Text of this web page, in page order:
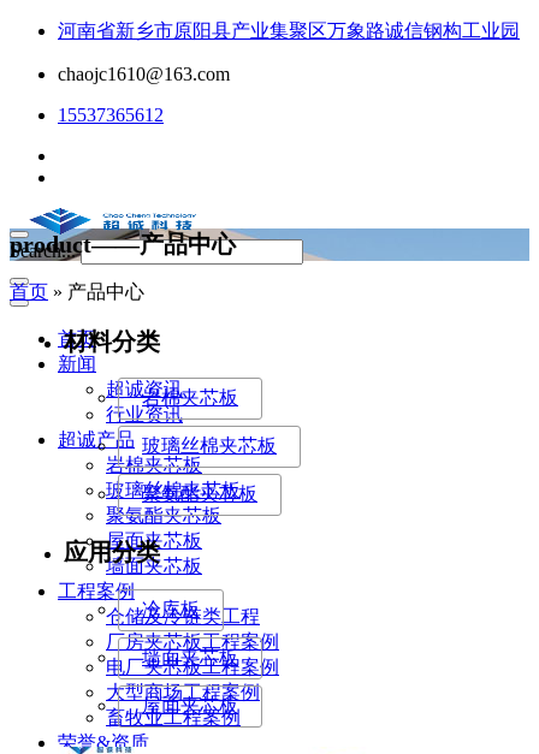
河南省新乡市原阳县产业集聚区万象路诚信钢构工业园
chaojc1610@163.com
15537365612
Search...
首页
新闻
超诚资讯
行业资讯
超诚产品
岩棉夹芯板
玻璃丝棉夹芯板
聚氨酯夹芯板
屋面夹芯板
墙面夹芯板
工程案例
仓储及冷链类工程
厂房夹芯板工程案例
电厂夹芯板工程案例
大型商场工程案例
畜牧业工程案例
荣誉&资质
product——产品中心
首页 » 产品中心
材料分类
岩棉夹芯板
玻璃丝棉夹芯板
聚氨酯夹芯板
应用分类
冷库板
墙面夹芯板
屋面夹芯板